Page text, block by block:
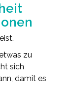
zu
sich
damit es